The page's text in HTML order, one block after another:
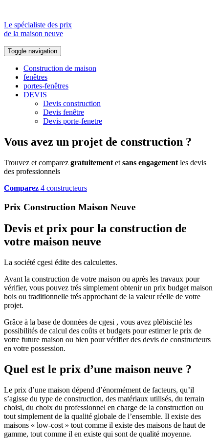
Le spécialiste des prix
de la maison neuve
Toggle navigation
Construction de maison
fenêtres
portes-fenêtres
DEVIS
Devis construction
Devis fenêtre
Devis porte-fenetre
Vous avez un projet de construction ?
Trouvez et comparez gratuitement et sans engagement les devis
des professionnels
Comparez 4 constructeurs
Prix Construction Maison Neuve
Devis et prix pour la construction de
votre maison neuve
La société cgesi édite des calculettes.
Avant la construction de votre maison ou après les travaux pour
vérifier, vous pouvez trés simplement obtenir un prix budget maison
bois ou traditionnelle trés approchant de la valeur réelle de votre
projet.
Grâce à la base de données de cgesi , vous avez plébiscité les
possibilités de calcul des coûts et budgets pour estimer le prix de
votre future maison ou bien pour vérifier des devis de constructeurs
en votre possession.
Quel est le prix d’une maison neuve ?
Le prix d’une maison dépend d’énormément de facteurs, qu’il
s’agisse du type de construction, des matériaux utilisés, du terrain
choisi, du choix du professionnel en charge de la construction ou
tout simplement de la qualité globale de l’ensemble. Il existe des
maisons « low-cost » tout comme il existe des maisons de haut de
gamme, tout comme il en existe qui sont de qualité moyenne.